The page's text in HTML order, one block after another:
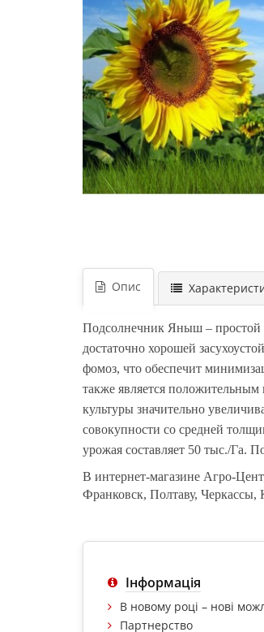
Опис
Подсолнечник Яныш – простой
достаточно хорошей
фомоз, что обеспечит
также является положительным
культуры значительно
совокупности со средней
урожая составляет 50 тыс./Га.
В интернет-магазине Агро-
Франковск, Полтаву,
Інформація
В новому році – нові
Партнерство